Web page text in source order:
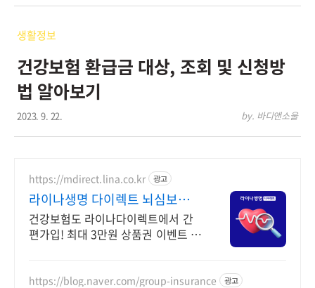
생활정보
건강보험 환급금 대상, 조회 및 신청방
법 알아보기
2023. 9. 22. by. 바디앤소울
https://mdirect.lina.co.kr 광고
라이나생명 다이렉트 뇌심보험
최대 3만원 상품권 증정
건강보험도 라이나다이렉트에서 간
편가입! 최대 3만원 상품권 이벤트 놓
https://blog.naver.com/group-insurance 광고